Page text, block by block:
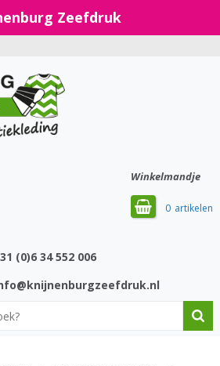
Zeefdruk
Winkelmandje
0
(0)6 34 552 006